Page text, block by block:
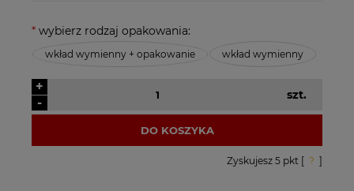
* wybierz rodzaj opakowania:
wkład wymienny + opakowanie wkład wymienny
-
+
szt.
DO KOSZYKA
Zyskujesz 5 pkt [ ? ]